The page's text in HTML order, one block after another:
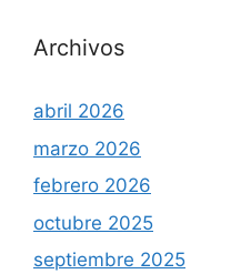
Archivos
abril 2026
marzo 2026
febrero 2026
octubre 2025
septiembre 2025